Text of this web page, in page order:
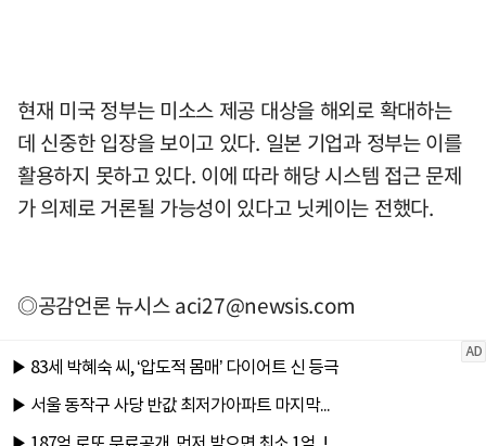
현재 미국 정부는 미소스 제공 대상을 해외로 확대하는
데 신중한 입장을 보이고 있다. 일본 기업과 정부는 이를
활용하지 못하고 있다. 이에 따라 해당 시스템 접근 문제
가 의제로 거론될 가능성이 있다고 닛케이는 전했다.
◎공감언론 뉴시스aci27@newsis.com